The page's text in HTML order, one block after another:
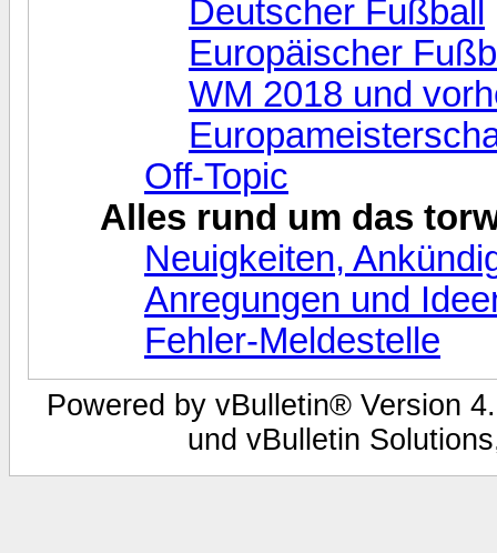
Deutscher Fußball
Europäischer
WM 2018 und
Off-Topic
Alles rund um das
Neuigkeiten,
Anregungen und
Fehler-Meldestelle
Powered by vBulletin® Version
und vBulletin